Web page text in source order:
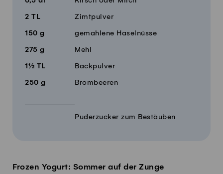
2 TL Zimtpulver
150 g gemahlene Haselnüsse
275 g Mehl
1½ TL Backpulver
250 g Brombeeren
Puderzucker zum Bestäuben
Frozen Yogurt: Sommer auf der Zunge